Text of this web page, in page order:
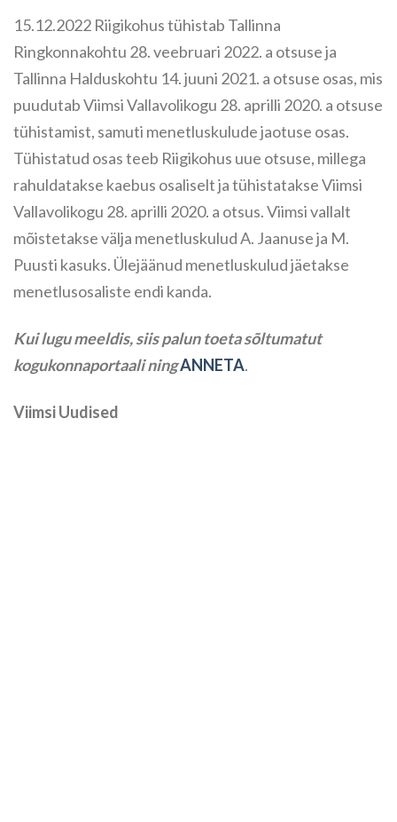
15.12.2022 Riigikohus tühistab Tallinna
Ringkonnakohtu 28. veebruari 2022. a otsuse ja
Tallinna Halduskohtu 14. juuni 2021. a otsuse osas, mis
puudutab Viimsi Vallavolikogu 28. aprilli 2020. a otsuse
tühistamist, samuti menetluskulude jaotuse osas.
Tühistatud osas teeb Riigikohus uue otsuse, millega
rahuldatakse kaebus osaliselt ja tühistatakse Viimsi
Vallavolikogu 28. aprilli 2020. a otsus. Viimsi vallalt
mõistetakse välja menetluskulud A. Jaanuse ja M.
Puusti kasuks. Ülejäänud menetluskulud jäetakse
menetlusosaliste endi kanda.
Kui lugu meeldis, siis palun toeta sõltumatut
kogukonnaportaali ningANNETA.
Viimsi Uudised